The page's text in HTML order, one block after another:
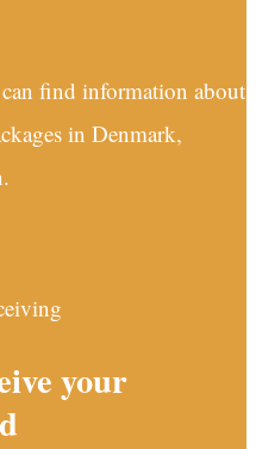
find information about
in Denmark,
your